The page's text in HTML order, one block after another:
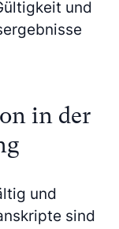
und
in der
und
sind